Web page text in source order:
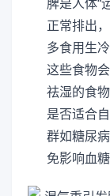
脾是人体“
正常排出
多食用生
这些食物
祛湿的食
是否适合
群如糖尿
免影响血糖